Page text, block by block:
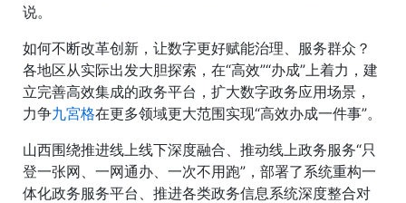
说。
如何不断改革创新，让数字更好赋能治理、服务群众？
各地区从实际出发大胆探索，在“高效”“办成”上着力，建
立完善高效集成的政务平台，扩大数字政务应用场景，
力争九宮格在更多领域更大范围实现“高效办成一件事”。
山西围绕推进线上线下深度融合、推动线上政务服务“只
登一张网、一网通办、一次不用跑”，部署了系统重构一
体化政务服务平台、推进各类政务信息系统深度整合对